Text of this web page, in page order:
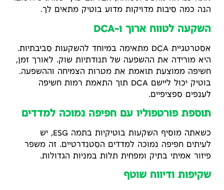
הנה כמה סיבות מדויקות מדוע בוטיק מתאים לך.
השקעה לטווח ארוך ו-DCA
אסטרטגיית DCA מתאימה במיוחד להשקעות סביבתיות.
היא מורידה את ההשפעה של תנודתיות שוק. לאורך זמן,
חשיפה ממוצעת תואמת את מטרות הצמיחה וההשפעה.
בוטיק יכול ליישם DCA תוך התאמת רמות חשיפה
לענפים ספציפיים.
תוספת פורטפוליו עם חפיפה נמוכה למדדים
כשאתה מוסיף השקעות בוטיקיות בתמה ESG, יש
לעיתים חפיפה נמוכה למדדים הסטנדרטיים. זה משפר
פיזור אמיתי בתיק ומפחית תלות במניות הגדולות.
שקיפות ודיווח שוטף